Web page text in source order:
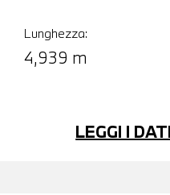
Lunghezza:
4,939 m
LEGGI I